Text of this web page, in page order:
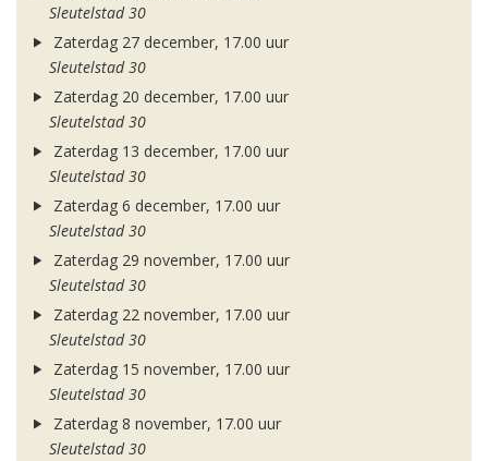
Sleutelstad 30
Zaterdag 27 december, 17.00 uur
Sleutelstad 30
Zaterdag 20 december, 17.00 uur
Sleutelstad 30
Zaterdag 13 december, 17.00 uur
Sleutelstad 30
Zaterdag 6 december, 17.00 uur
Sleutelstad 30
Zaterdag 29 november, 17.00 uur
Sleutelstad 30
Zaterdag 22 november, 17.00 uur
Sleutelstad 30
Zaterdag 15 november, 17.00 uur
Sleutelstad 30
Zaterdag 8 november, 17.00 uur
Sleutelstad 30